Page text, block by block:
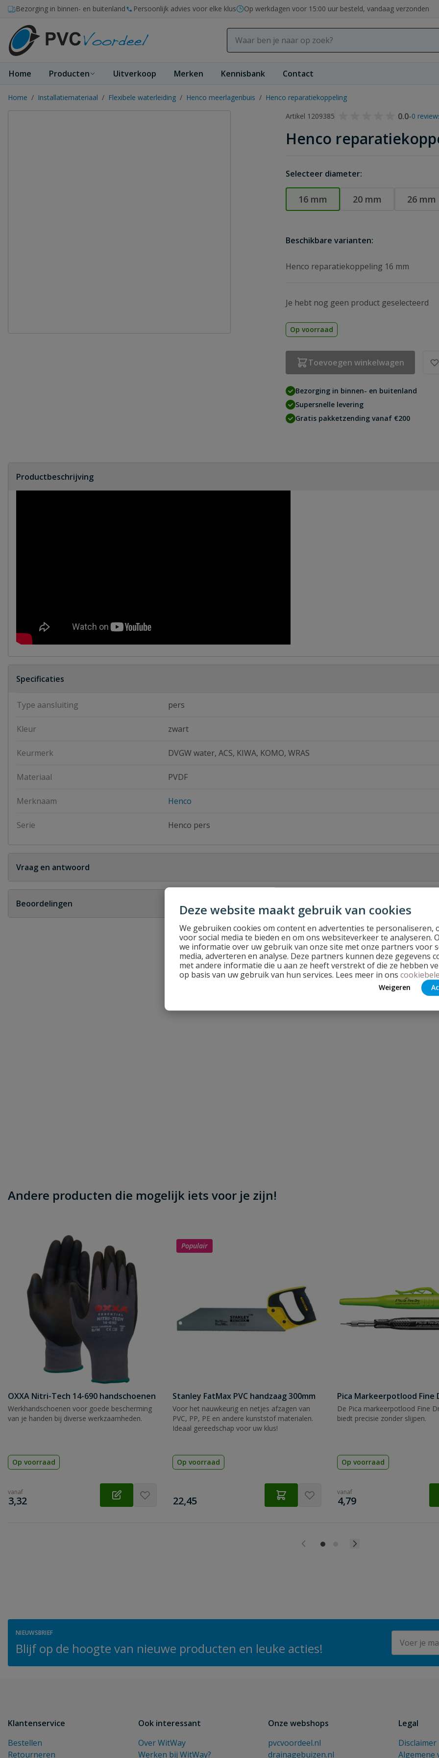
Deze website maakt gebruik van cookies
We gebruiken cookies om content en advertenties te personaliseren,
voor social media te bieden en om ons websiteverkeer te analyseren.
we informatie over uw gebruik van onze site met onze partners voor
media, adverteren en analyse. Deze partners kunnen deze gegevens
met andere informatie die u aan ze heeft verstrekt of die ze hebben
op basis van uw gebruik van hun services. Lees meer in ons
Weigeren
Ga naar de inhoud
Bezorging in binnen- en buitenland Persoonlijk advies voor elke klus Op werkdagen voor 15:00 uur besteld, vandaag verzonden
Home Producten Uitverkoop Merken Kennisbank Contact
Home / Installatiemateriaal / Flexibele waterleiding / Henco meerlagenbuis / Henco reparatiekoppeling
Artikel 1209385
0.0-0
Henco
Selecteer diameter:
16 mm 20 mm 26 mm
Beschikbare varianten:
Henco reparatiekoppeling 16 mm
Je hebt nog geen product geselecteerd
Op voorraad
Toevoegen winkelwagen
Bezorging in binnen- en buitenland
Supersnelle levering
Gratis pakketzending vanaf €200
Productbeschrijving
Specificaties
Type aansluiting pers
Kleur zwart
Keurmerk DVGW water, ACS, KIWA, KOMO, WRAS
Materiaal PVDF
Merknaam Henco
Serie Henco pers
Vraag en antwoord
Geen vragen
Heb je zelf ook een vraag over dit product? Stel jouw
Beoordelingen
Beoordeling versturen
Andere producten die mogelijk iets voor je zijn!
OXXA Nitri-Tech 14-690 handschoenen
Werkhandschoenen voor goede bescherming
van je handen bij diverse werkzaamheden.
Op voorraad
vanaf
€
3,32
Populair
Stanley FatMax PVC handzaag 300mm
Voor het nauwkeurig en netjes afzagen van
PVC, PP, PE en andere kunststof materialen.
Ideaal gereedschap voor uw klus!
Op voorraad
€
22,45
Pica Markeerpotlood Fine
De Pica markeerpotlood Fine
biedt precisie zonder slijpen.
Op voorraad
vanaf
€
4,79
NIEUWSBRIEF
Blijf op de hoogte van nieuwe producten en leuke acties!
Klantenservice
Bestellen
Retourneren
Ook interessant
Over WitWay
Werken bij WitWay?
Onze webshops
pvcvoordeel.nl
drainagebuizen.nl
Legal
Disclaimer
Algemene